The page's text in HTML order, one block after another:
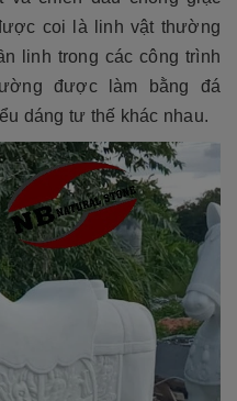
coi là linh vật thường
linh trong các công trình
được làm bằng đá
dáng tư thế khác nhau.